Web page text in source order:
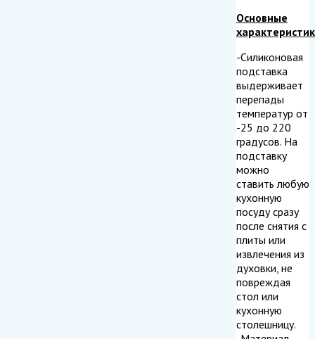
Основные
-Силиконовая
подставка
выдерживает
перепады
температур от
-25 до 220
градусов. На
подставку
можно
ставить любую
кухонную
посуду сразу
после снятия с
плиты или
извлечения из
духовки, не
повреждая
стол или
кухонную
столешницу.